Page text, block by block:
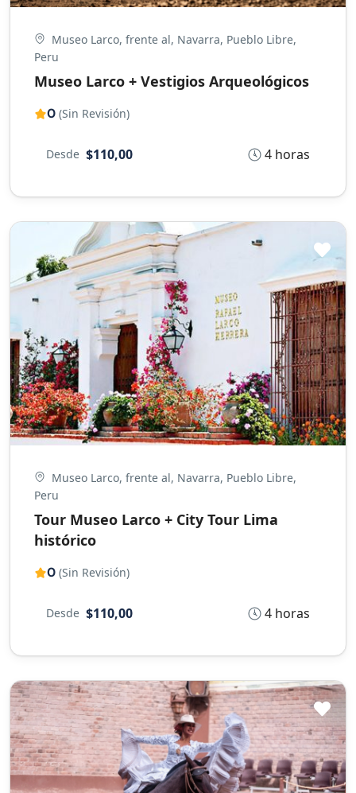
Museo Larco, frente al, Navarra, Pueblo Libre,
Peru
Museo Larco + Vestigios Arqueológicos
0 (Sin Revisión)
4 horas
Desde $110,00
Museo Larco, frente al, Navarra, Pueblo Libre,
Peru
Tour Museo Larco + City Tour Lima
histórico
0 (Sin Revisión)
4 horas
Desde $110,00